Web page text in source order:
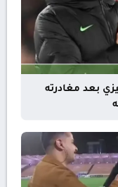
بعد مغادرته